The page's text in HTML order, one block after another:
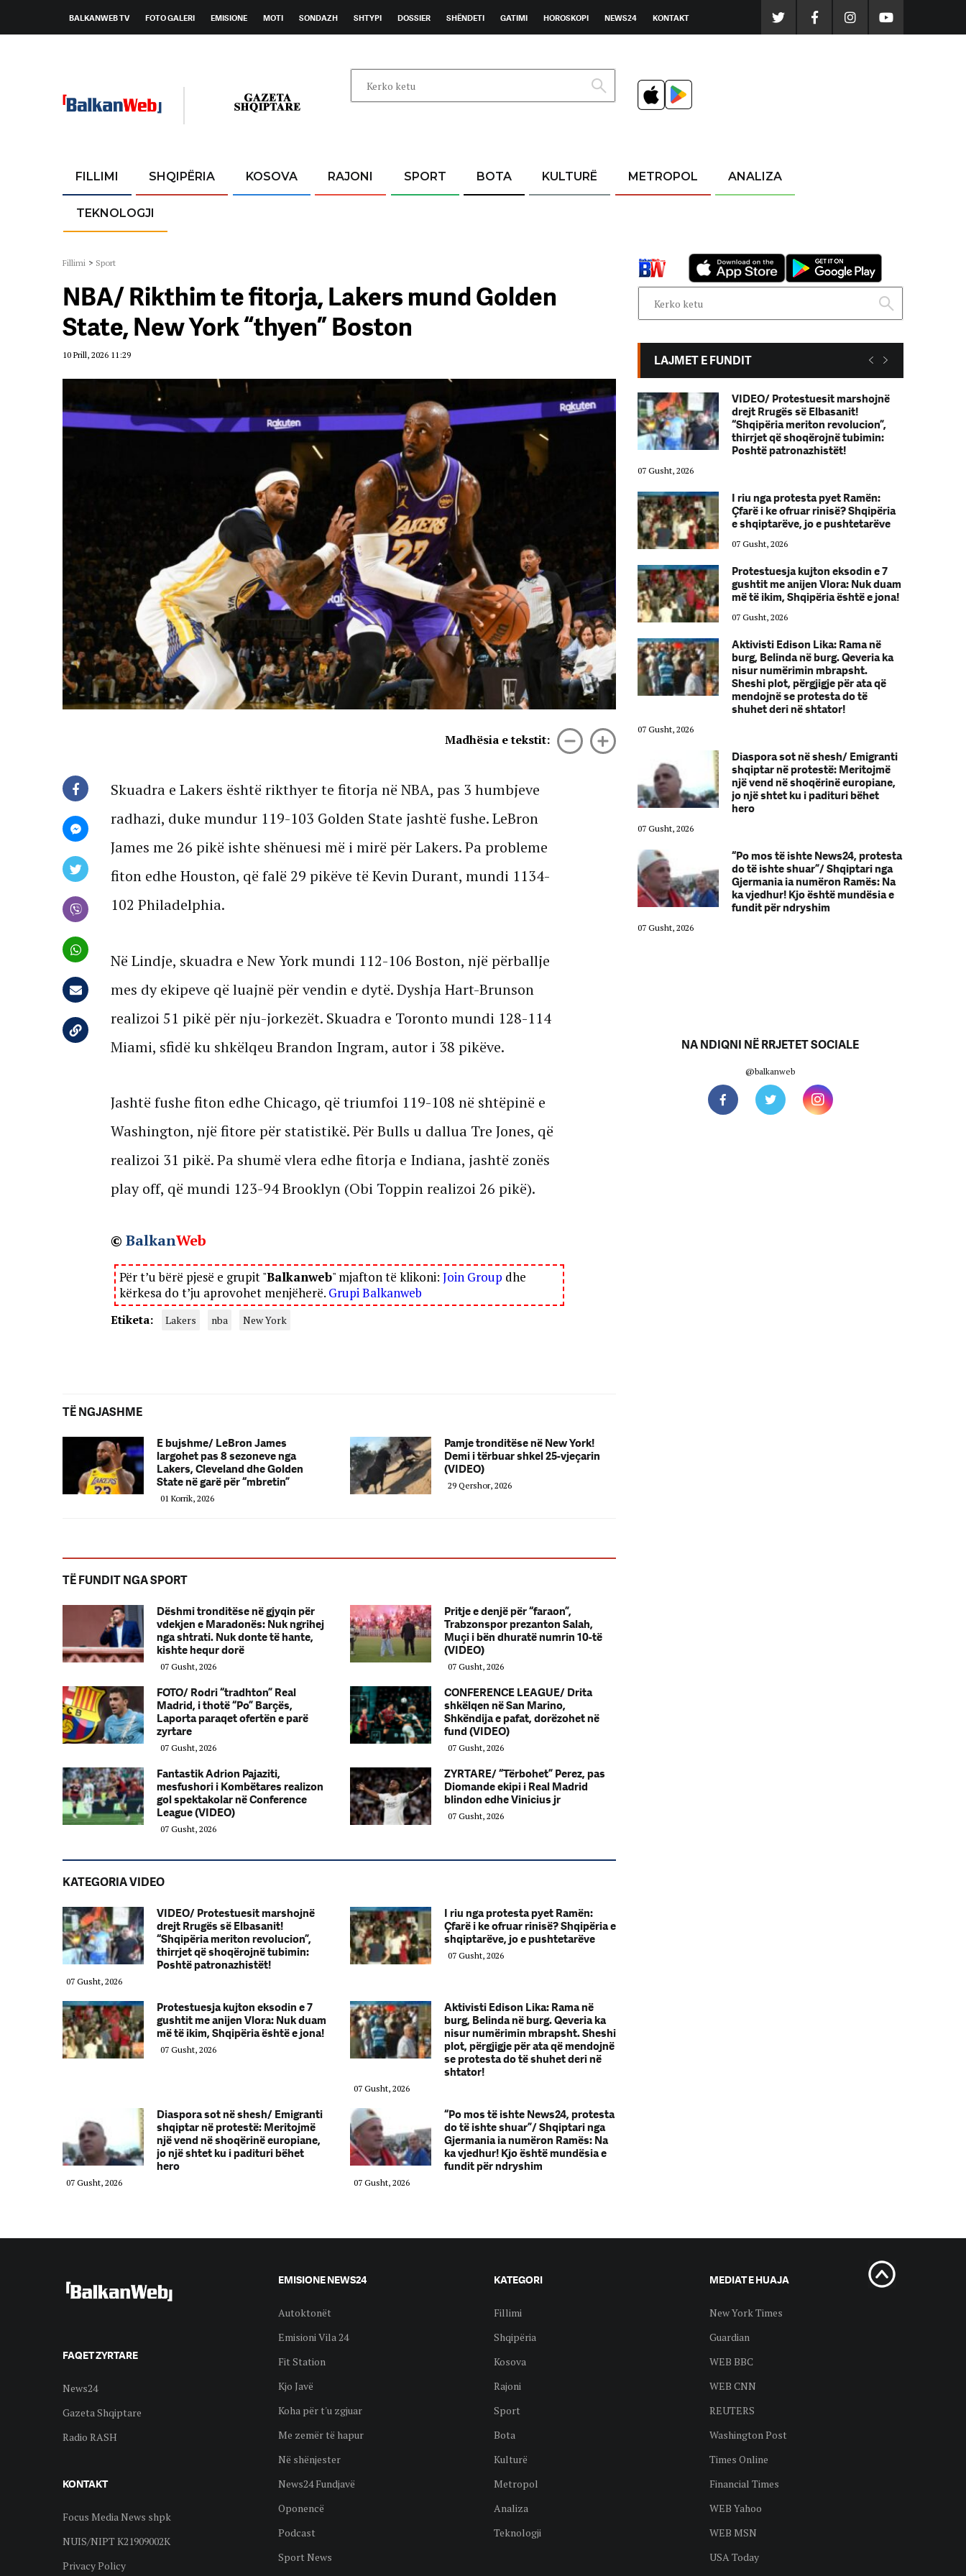
BALKANWEB TV FOTO GALERI EMISIONE MOTI SONDAZH SHTYPI DOSSIER SHËNDETI GATIMI HOROSKOPI NEWS24 KONTAKT
FILLIMI SHQIPËRIA KOSOVA RAJONI SPORT BOTA KULTURË METROPOL ANALIZA
TEKNOLOGJI
Fillimi > Sport
NBA/ Rikthim te fitorja, Lakers mund Golden
State, New York “thyen” Boston
10 Prill, 2026 11:29
Madhësia e tekstit:
Skuadra e Lakers është rikthyer te fitorja në NBA, pas 3 humbjeve
radhazi, duke mundur 119-103 Golden State jashtë fushe. LeBron
James me 26 pikë ishte shënuesi më i mirë për Lakers. Pa probleme
fiton edhe Houston, që falë 29 pikëve të Kevin Durant, mundi 1134-
102 Philadelphia.
Në Lindje, skuadra e New York mundi 112-106 Boston, një përballje
mes dy ekipeve që luajnë për vendin e dytë. Dyshja Hart-Brunson
realizoi 51 pikë për nju-jorkezët. Skuadra e Toronto mundi 128-114
Miami, sfidë ku shkëlqeu Brandon Ingram, autor i 38 pikëve.
Jashtë fushe fiton edhe Chicago, që triumfoi 119-108 në shtëpinë e
Washington, një fitore për statistikë. Për Bulls u dallua Tre Jones, që
realizoi 31 pikë. Pa shumë vlera edhe fitorja e Indiana, jashtë zonës
play off, që mundi 123-94 Brooklyn (Obi Toppin realizoi 26 pikë).
© BalkanWeb
Për t’u bërë pjesë e grupit "Balkanweb" mjafton të klikoni: Join Group dhe
kërkesa do t’ju aprovohet menjëherë. Grupi Balkanweb
Etiketa: Lakers nba New York
TË NGJASHME
E bujshme/ LeBron James
largohet pas 8 sezoneve nga
Lakers, Cleveland dhe Golden
State në garë për “mbretin”
01 Korrik, 2026
Pamje tronditëse në New York!
Demi i tërbuar shkel 25-vjeçarin
(VIDEO)
29 Qershor, 2026
TË FUNDIT NGA SPORT
Dëshmi tronditëse në gjyqin për
vdekjen e Maradonës: Nuk ngrihej
nga shtrati. Nuk donte të hante,
kishte hequr dorë
07 Gusht, 2026
Pritje e denjë për “faraon”,
Trabzonspor prezanton Salah,
Muçi i bën dhuratë numrin 10-të
(VIDEO)
07 Gusht, 2026
FOTO/ Rodri “tradhton” Real
Madrid, i thotë “Po” Barçës,
Laporta paraqet ofertën e parë
zyrtare
07 Gusht, 2026
CONFERENCE LEAGUE/ Drita
shkëlqen në San Marino,
Shkëndija e pafat, dorëzohet në
fund (VIDEO)
07 Gusht, 2026
Fantastik Adrion Pajaziti,
mesfushori i Kombëtares realizon
gol spektakolar në Conference
League (VIDEO)
07 Gusht, 2026
ZYRTARE/ “Tërbohet” Perez, pas
Diomande ekipi i Real Madrid
blindon edhe Vinicius jr
07 Gusht, 2026
KATEGORIA VIDEO
VIDEO/ Protestuesit marshojnë
drejt Rrugës së Elbasanit!
“Shqipëria meriton revolucion”,
thirrjet që shoqërojnë tubimin:
Poshtë patronazhistët!
07 Gusht, 2026
I riu nga protesta pyet Ramën:
Çfarë i ke ofruar rinisë? Shqipëria e
shqiptarëve, jo e pushtetarëve
07 Gusht, 2026
Protestuesja kujton eksodin e 7
gushtit me anijen Vlora: Nuk duam
më të ikim, Shqipëria është e jona!
07 Gusht, 2026
Aktivisti Edison Lika: Rama në
burg, Belinda në burg. Qeveria ka
nisur numërimin mbrapsht. Sheshi
plot, përgjigje për ata që mendojnë
se protesta do të shuhet deri në
shtator!
07 Gusht, 2026
Diaspora sot në shesh/ Emigranti
shqiptar në protestë: Meritojmë
një vend në shoqërinë europiane,
jo një shtet ku i padituri bëhet
hero
07 Gusht, 2026
“Po mos të ishte News24, protesta
do të ishte shuar”/ Shqiptari nga
Gjermania ia numëron Ramës: Na
ka vjedhur! Kjo është mundësia e
fundit për ndryshim
07 Gusht, 2026
LAJMET E FUNDIT
VIDEO/ Protestuesit marshojnë
drejt Rrugës së Elbasanit!
“Shqipëria meriton revolucion”,
thirrjet që shoqërojnë tubimin:
Poshtë patronazhistët!
07 Gusht, 2026
I riu nga protesta pyet Ramën:
Çfarë i ke ofruar rinisë? Shqipëria
e shqiptarëve, jo e pushtetarëve
07 Gusht, 2026
Protestuesja kujton eksodin e 7
gushtit me anijen Vlora: Nuk duam
më të ikim, Shqipëria është e jona!
07 Gusht, 2026
Aktivisti Edison Lika: Rama në
burg, Belinda në burg. Qeveria ka
nisur numërimin mbrapsht.
Sheshi plot, përgjigje për ata që
mendojnë se protesta do të
shuhet deri në shtator!
Diaspora sot në shesh/ Emigranti
një vend në shoqërinë europiane,
jo një shtet ku i padituri bëhet
07 Gusht, 2026
“Po mos të ishte News24, protesta
do të ishte shuar”/ Shqiptari nga
Gjermania ia numëron Ramës: Na
VIDEO/ Protestuesit marshojnë
drejt Rrugës së Elbasanit!
“Shqipëria meriton revolucion”,
thirrjet që shoqërojnë tubimin:
Poshtë patronazhistët!
07 Gusht, 2026
I riu nga protesta pyet Ramën:
Çfarë i ke ofruar rinisë? Shqipëria
e shqiptarëve, jo e pushtetarëve
07 Gusht, 2026
Protestuesja kujton eksodin e 7
gushtit me anijen Vlora: Nuk duam
më të ikim, Shqipëria është e jona!
07 Gusht, 2026
Aktivisti Edison Lika: Rama në
burg, Belinda në burg. Qeveria ka
nisur numërimin mbrapsht.
Sheshi plot, përgjigje për ata që
mendojnë se protesta do të
shuhet deri në shtator!
07 Gusht, 2026
Diaspora sot në shesh/ Emigranti
shqiptar në protestë: Meritojmë
një vend në shoqërinë europiane,
jo një shtet ku i padituri bëhet
hero
07 Gusht, 2026
“Po mos të ishte News24, protesta
do të ishte shuar”/ Shqiptari nga
Gjermania ia numëron Ramës: Na
ka vjedhur! Kjo është mundësia e
fundit për ndryshim
07 Gusht, 2026
NA NDIQNI NË RRJETET SOCIALE
@balkanweb
FAQET ZYRTARE
News24
Gazeta Shqiptare
Radio RASH
KONTAKT
Focus Media News shpk
NUIS/NIPT K21909002K
Privacy Policy
EMISIONE NEWS24
Autoktonët
Emisioni Vila 24
Fit Station
Kjo Javë
Koha për t'u zgjuar
Me zemër të hapur
Në shënjester
News24 Fundjavë
Oponencë
Podcast
Sport News
KATEGORI
Fillimi
Shqipëria
Kosova
Rajoni
Sport
Bota
Kulturë
Metropol
Analiza
Teknologji
MEDIAT E HUAJA
New York Times
Guardian
WEB BBC
WEB CNN
REUTERS
Washington Post
Times Online
Financial Times
WEB Yahoo
WEB MSN
USA Today